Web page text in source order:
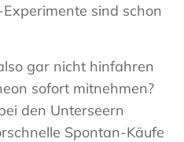
sind schon
gar nicht hinfahren
sofort mitnehmen?
den Unterseern
Spontan-Käufe